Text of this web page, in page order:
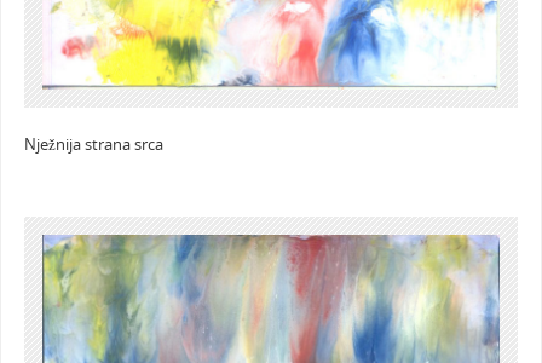
Nježnija strana srca